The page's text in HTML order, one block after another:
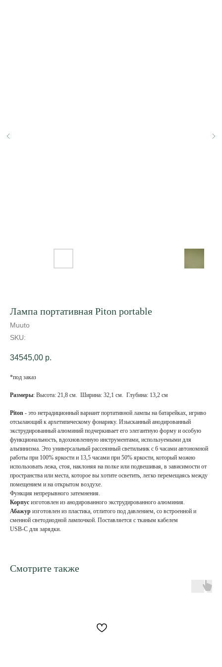
Лампа портативная Piton portable
Muuto
SKU:
34545,00 р.
*под заказ
Размеры: Высота: 21,8 см. Ширина: 32,1 см. Глубина: 13,2 см
Piton - это нетрадиционный вариант портативной лампы на батарейках, игриво
отсылающий к архетипическому фонарику. Изысканный анодированный
экструдированный алюминий подчеркивает его элегантную форму и особую
функциональность, вдохновленную инструментами, используемыми для
альпинизма. Это универсальный рассеянный светильник с 6 часами автономной
работы при 100% яркости и 13,5 часами при 50% яркости, который можно
использовать лежа, стоя, наклоняя на полке или подвешивая, в зависимости от
пространства или места, которое вы хотите осветить, легко перемещаясь между
помещением и на открытом воздухе.
Функция непрерывного затемнения.
Корпус изготовлен из анодированного экструдированного алюминия.
Абажур изготовлен из пластика, отлитого под давлением, со встроенной и
сменной светодиодной лампочкой. Поставляется с тканым кабелем
USB-C для зарядки.​
Смотрите также